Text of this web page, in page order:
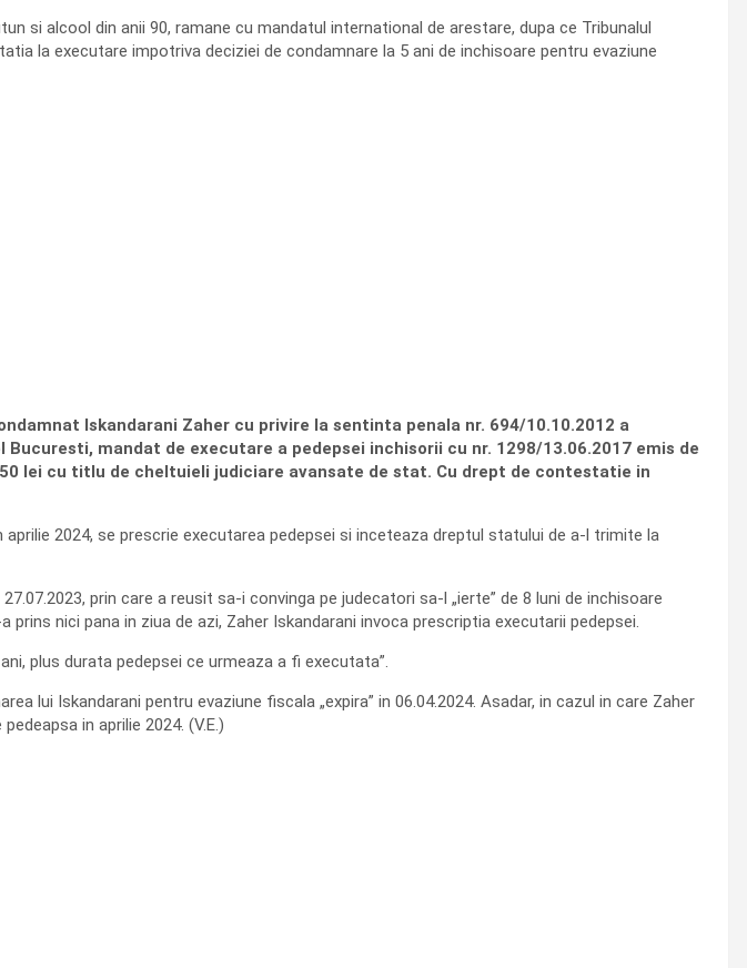
si alcool din anii 90, ramane cu mandatul international de arestare, dupa ce Tribunalul
la executare impotriva deciziei de condamnare la 5 ani de inchisoare pentru evaziune
Iskandarani Zaher cu privire la sentinta penala nr. 694/10.10.2012 a
mandat de executare a pedepsei inchisorii cu nr. 1298/13.06.2017 emis de
lei cu titlu de cheltuieli judiciare avansate de stat. Cu drept de contestatie in
2024, se prescrie executarea pedepsei si inceteaza dreptul statului de a-l trimite la
prin care a reusit sa-i convinga pe judecatori sa-l „ierte” de 8 luni de inchisoare
nici pana in ziua de azi, Zaher Iskandarani invoca prescriptia executarii pedepsei.
plus durata pedepsei ce urmeaza a fi executata”.
lui Iskandarani pentru evaziune fiscala „expira” in 06.04.2024. Asadar, in cazul in care Zaher
in aprilie 2024. (V.E.)